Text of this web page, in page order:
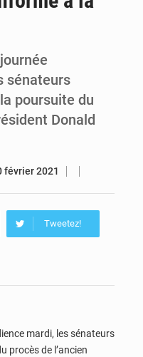
sénateurs
poursuite du
Donald
février 2021
Tweetez!
mardi, les sénateurs
procès de l’ancien